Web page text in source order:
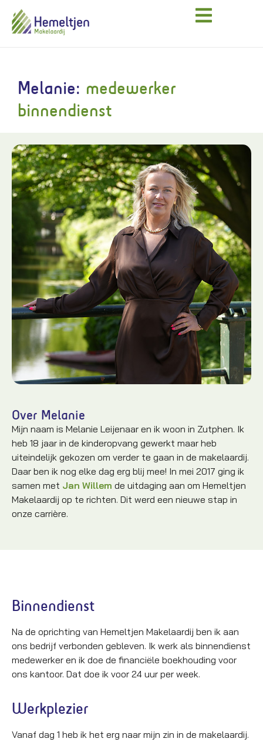
Melanie: medewerker
binnendienst
Over Melanie
Mijn naam is Melanie Leijenaar en ik woon in Zutphen. Ik
heb 18 jaar in de kinderopvang gewerkt maar heb
uiteindelijk gekozen om verder te gaan in de makelaardij.
Daar ben ik nog elke dag erg blij mee! In mei 2017 ging ik
samen met Jan Willem de uitdaging aan om Hemeltjen
Makelaardij op te richten. Dit werd een nieuwe stap in
onze carrière.
Binnendienst
Na de oprichting van Hemeltjen Makelaardij ben ik aan
ons bedrijf verbonden gebleven. Ik werk als binnendienst
medewerker en ik doe de financiële boekhouding voor
ons kantoor. Dat doe ik voor 24 uur per week.
Werkplezier
Vanaf dag 1 heb ik het erg naar mijn zin in de makelaardij.